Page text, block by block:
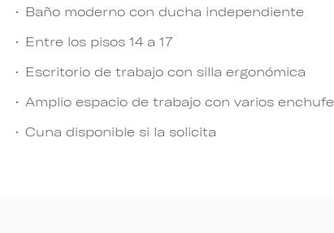
Baño moderno con ducha independiente
Entre los pisos 14 a 17
Escritorio de trabajo con silla ergonómica
Amplio espacio de trabajo con varios
Cuna disponible si la solicita